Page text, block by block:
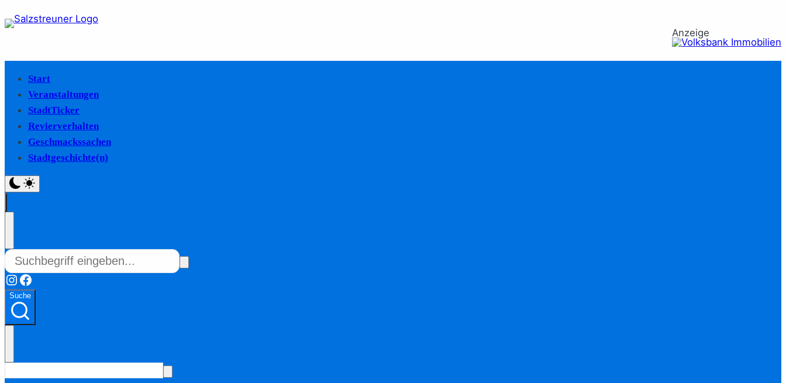
Anzeige
Start
Veranstaltungen
StadtTicker
Revierverhalten
Geschmackssachen
Stadtgeschichte(n)
Instagram
Facebook
Suche